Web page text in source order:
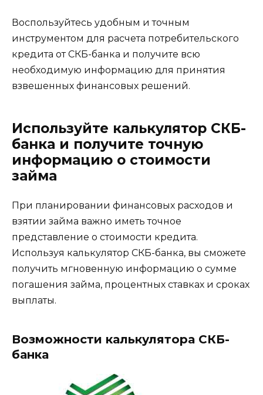
Воспользуйтесь удобным и точным
инструментом для расчета потребительского
кредита от СКБ-банка и получите всю
необходимую информацию для принятия
взвешенных финансовых решений.
Используйте калькулятор СКБ-
банка и получите точную
информацию о стоимости
займа
При планировании финансовых расходов и
взятии займа важно иметь точное
представление о стоимости кредита.
Используя калькулятор СКБ-банка, вы сможете
получить мгновенную информацию о сумме
погашения займа, процентных ставках и сроках
выплаты.
Возможности калькулятора СКБ-
банка